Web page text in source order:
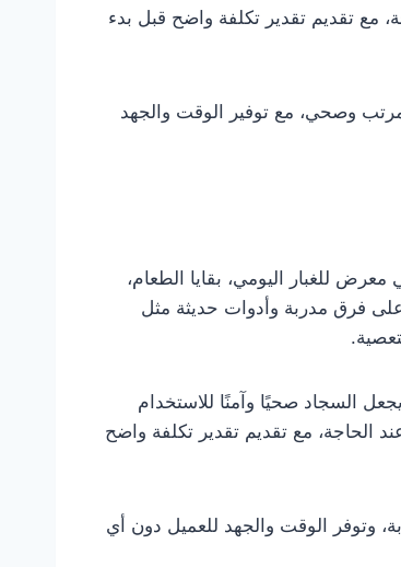
مع تقديم تقدير تكلفة واضح قبل بدء
مرتب وصحي، مع توفير الوقت والجهد
للغبار اليومي، بقايا الطعام،
فرق مدربة وأدوات حديثة مثل
السجاد صحيًا وآمنًا للاستخدام
الحاجة، مع تقديم تقدير تكلفة واضح
وتوفر الوقت والجهد للعميل دون أي